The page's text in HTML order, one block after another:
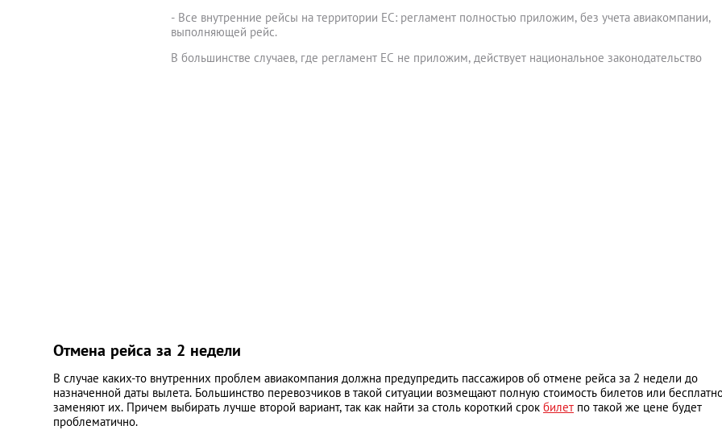
- Все внутренние рейсы на территории ЕС: регламент полностью приложим, без учета авиакомпании,
выполняющей рейс.
В большинстве случаев, где регламент ЕС не приложим, действует национальное законодательство
Отмена рейса за 2 недели
В случае каких-то внутренних проблем авиакомпания должна предупредить пассажиров об отмене рейса за 2 недели до
назначенной даты вылета. Большинство перевозчиков в такой ситуации возмещают полную стоимость билетов или
заменяют их. Причем выбирать лучше второй вариант, так как найти за столь короткий срок билет по такой же цене будет
проблематично.